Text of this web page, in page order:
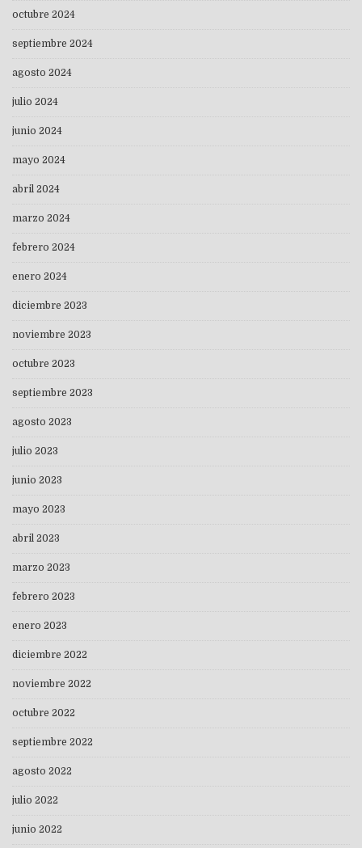
octubre 2024
septiembre 2024
agosto 2024
julio 2024
junio 2024
mayo 2024
abril 2024
marzo 2024
febrero 2024
enero 2024
diciembre 2023
noviembre 2023
octubre 2023
septiembre 2023
agosto 2023
julio 2023
junio 2023
mayo 2023
abril 2023
marzo 2023
febrero 2023
enero 2023
diciembre 2022
noviembre 2022
octubre 2022
septiembre 2022
agosto 2022
julio 2022
junio 2022